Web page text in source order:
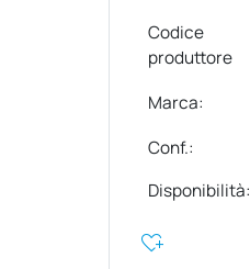
Codice
produttore
Marca:
Conf.:
Disponibilità:
heart_plus